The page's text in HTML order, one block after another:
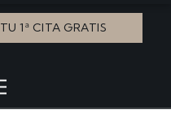
TU 1ª CITA GRATIS